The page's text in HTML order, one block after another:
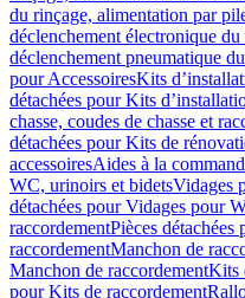
du rinçage, alimentation par
déclenchement électronique
déclenchement pneumatique
pour AccessoiresKits
détachées pour Kits
chasse, coudes de chasse et
détachées pour Kits de
accessoiresAides à la
WC, urinoirs et bidetsVidages
détachées pour Vidages pour
raccordementPièces détachées
raccordementManchon de
Manchon de raccordementKits
pour Kits de raccordement